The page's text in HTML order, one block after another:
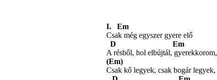
I. Em
Csak még egyszer gyere elő
D Em
A résből, hol elbújtál, gyerekkorom,
(Em)
Csak kő legyek, csak bogár legyek,